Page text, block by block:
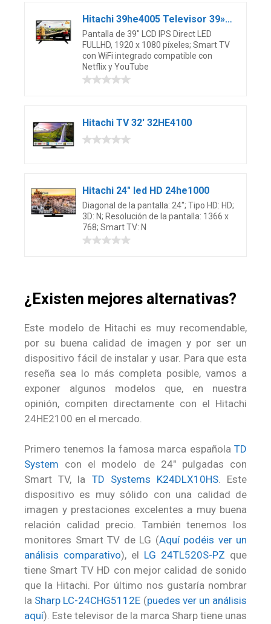
Hitachi 39he4005 Televisor 39» LCD IPS Direct Led Fullhd 600hz Smart TV WiFi
Pantalla de 39″ LCD IPS Direct LED
FULLHD, 1920 x 1080 píxeles; Smart TV
con WiFi integrado compatible con
Netflix y YouTube
Hitachi TV 32′ 32HE4100
Hitachi 24″ led HD 24he1000
Diagonal de la pantalla: 24″; Tipo HD: HD;
3D: N; Resolución de la pantalla: 1366 x
768; Smart TV: N
¿Existen mejores alternativas?
Este modelo de Hitachi es muy recomendable,
por su buena calidad de imagen y por ser un
dispositivo fácil de instalar y usar. Para que esta
reseña sea lo más completa posible, vamos a
exponer algunos modelos que, en nuestra
opinión, compiten directamente con el Hitachi
24HE2100 en el mercado.
Primero tenemos la famosa marca española TD
System con el modelo de 24″ pulgadas con
Smart TV, la TD Systems K24DLX10HS. Este
dispositivo es muy sólido con una calidad de
imagen y prestaciones excelentes a muy buena
relación calidad precio. También tenemos los
monitores Smart TV de LG (Aquí podéis ver un
análisis comparativo), el LG 24TL520S-PZ que
tiene Smart TV HD con mejor calidad de sonido
que la Hitachi. Por último nos gustaría nombrar
la Sharp LC-24CHG5112E (puedes ver un análisis
aquí). Este televisor de la marca Sharp tiene unas